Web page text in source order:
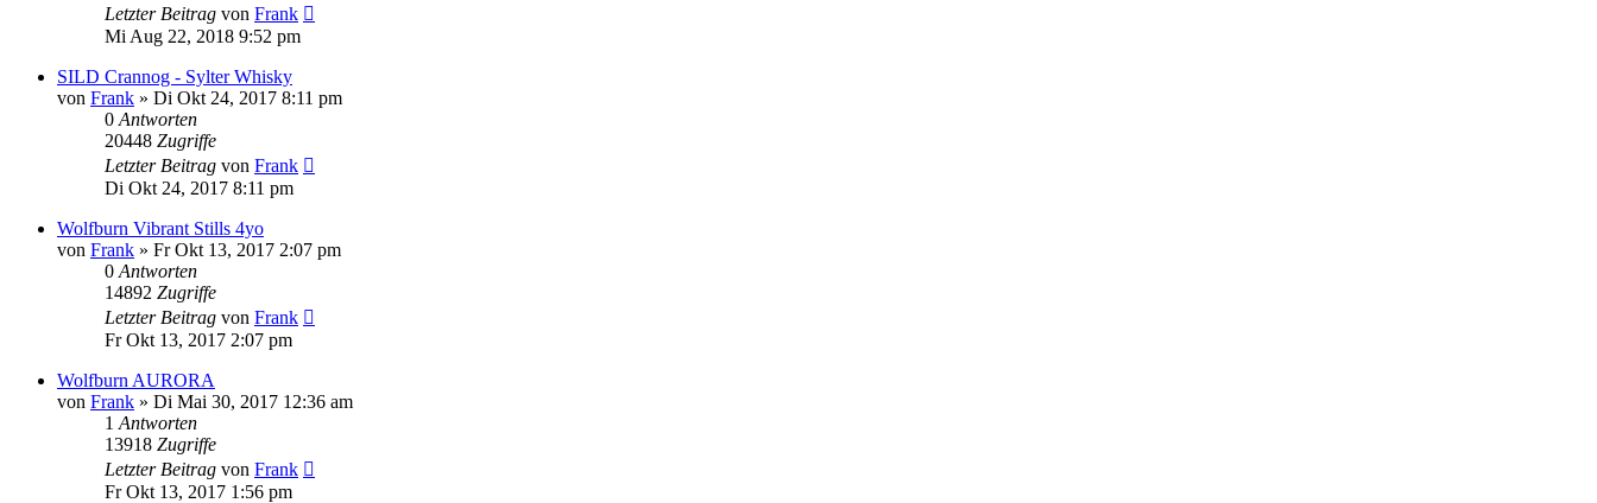
Letzter Beitrag von Frank
Mi Aug 22, 2018 9:52 pm
SILD Crannog - Sylter Whisky
von Frank » Di Okt 24, 2017 8:11 pm
0 Antworten
20448 Zugriffe
Letzter Beitrag von Frank
Di Okt 24, 2017 8:11 pm
Wolfburn Vibrant Stills 4yo
von Frank » Fr Okt 13, 2017 2:07 pm
0 Antworten
14892 Zugriffe
Letzter Beitrag von Frank
Fr Okt 13, 2017 2:07 pm
Wolfburn AURORA
von Frank » Di Mai 30, 2017 12:36 am
1 Antworten
13918 Zugriffe
Letzter Beitrag von Frank
Fr Okt 13, 2017 1:56 pm